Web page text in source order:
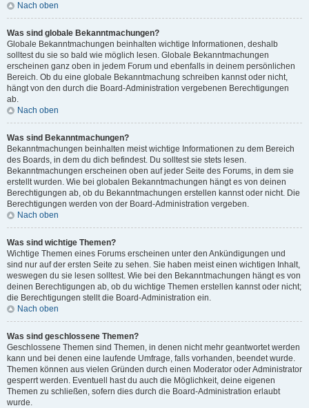
Nach oben
Was sind globale Bekanntmachungen?
Globale Bekanntmachungen beinhalten wichtige Informationen, deshalb
solltest du sie so bald wie möglich lesen. Globale Bekanntmachungen
erscheinen ganz oben in jedem Forum und ebenfalls in deinem persönlichen
Bereich. Ob du eine globale Bekanntmachung schreiben kannst oder nicht,
hängt von den durch die Board-Administration vergebenen Berechtigungen
ab.
Nach oben
Was sind Bekanntmachungen?
Bekanntmachungen beinhalten meist wichtige Informationen zu dem Bereich
des Boards, in dem du dich befindest. Du solltest sie stets lesen.
Bekanntmachungen erscheinen oben auf jeder Seite des Forums, in dem sie
erstellt wurden. Wie bei globalen Bekanntmachungen hängt es von deinen
Berechtigungen ab, ob du Bekanntmachungen erstellen kannst oder nicht. Die
Berechtigungen werden von der Board-Administration vergeben.
Nach oben
Was sind wichtige Themen?
Wichtige Themen eines Forums erscheinen unter den Ankündigungen und
sind nur auf der ersten Seite zu sehen. Sie haben meist einen wichtigen Inhalt,
weswegen du sie lesen solltest. Wie bei den Bekanntmachungen hängt es von
deinen Berechtigungen ab, ob du wichtige Themen erstellen kannst oder nicht;
die Berechtigungen stellt die Board-Administration ein.
Nach oben
Was sind geschlossene Themen?
Geschlossene Themen sind Themen, in denen nicht mehr geantwortet werden
kann und bei denen eine laufende Umfrage, falls vorhanden, beendet wurde.
Themen können aus vielen Gründen durch einen Moderator oder Administrator
gesperrt werden. Eventuell hast du auch die Möglichkeit, deine eigenen
Themen zu schließen, sofern dies durch die Board-Administration erlaubt
wurde.